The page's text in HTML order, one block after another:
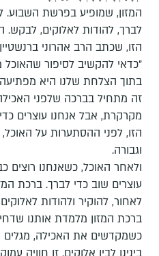
המזון, שמופיע בפרשת השבוע.
לברך, להודות לאלוקים, לבקש.
הזו, שכתב הרב אהרוני
"כדאי להקשיב לסיפור שהאוכל
בתוך הצלחת שלנו היא
זה מתחיל בברכה שלפני
מקרקרת, אבל אנחנו עוצרים
הזו, לפני ההסתערות על
וגבורה.
ולאחר האוכל, כשאנחנו רוצים
עוצרים שוב כדי לברך. ברכת
לאחור, להוקיר ולהודות
ברכת המזון מלמדת אותנו
כשמקדשים את האכילה,